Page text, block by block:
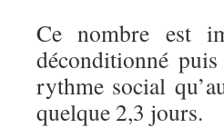
Ce nombre est
déconditionné
rythme social
quelque 2,3 jours.